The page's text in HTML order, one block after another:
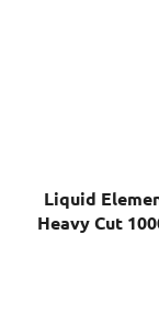
Liquid
Heavy Cut